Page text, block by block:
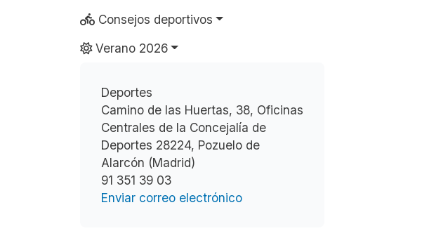
Consejos deportivos
Verano 2026
Deportes
Camino de las Huertas, 38, Oficinas
Centrales de la Concejalía de
Deportes 28224, Pozuelo de
Alarcón (Madrid)
91 351 39 03
Enviar correo electrónico